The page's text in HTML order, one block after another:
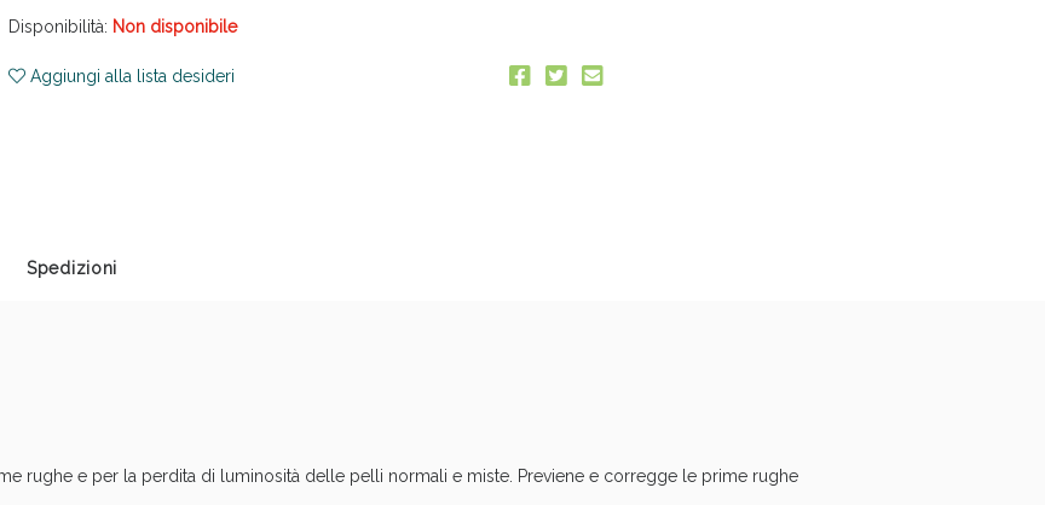
Disponibilità: Non disponibile
Aggiungi alla lista desideri
Spedizioni
rughe e per la perdita di luminosità delle pelli normali e miste. Previene e corregge le prime rughe